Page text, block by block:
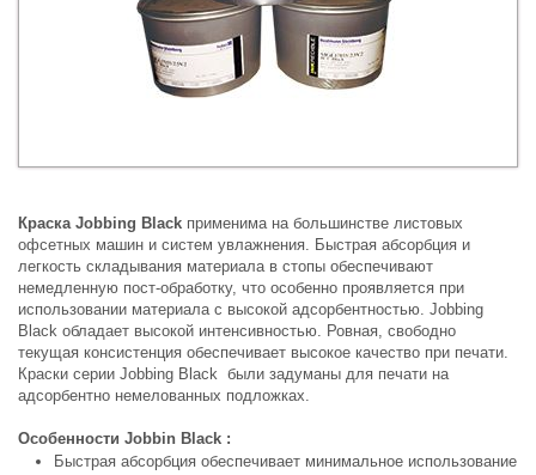
Краска Jobbing Black применима на большинстве листовых
офсетных машин и систем увлажнения. Быстрая абсорбция и
легкость складывания материала в стопы обеспечивают
немедленную пост-обработку, что особенно проявляется при
использовании материала с высокой адсорбентностью. Jobbing
Black обладает высокой интенсивностью. Ровная, свободно
текущая консистенция обеспечивает высокое качество при печати.
Краски серии Jobbing Black были задуманы для печати на
адсорбентно немелованных подложках.
Особенности Jobbin Black :
Быстрая абсорбция обеспечивает минимальное использование